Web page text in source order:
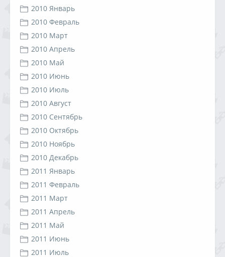
2010 Январь
2010 Февраль
2010 Март
2010 Апрель
2010 Май
2010 Июнь
2010 Июль
2010 Август
2010 Сентябрь
2010 Октябрь
2010 Ноябрь
2010 Декабрь
2011 Январь
2011 Февраль
2011 Март
2011 Апрель
2011 Май
2011 Июнь
2011 Июль